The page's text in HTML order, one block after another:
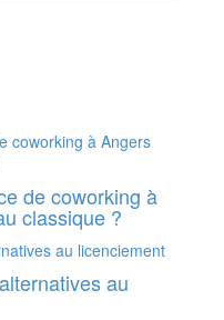
de coworking à
classique ?
au